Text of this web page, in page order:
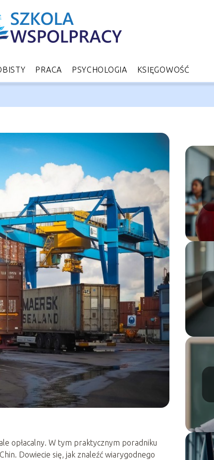
PRACA PSYCHOLOGIA KSIĘGOWOŚĆ
opłacalny. W tym praktycznym poradniku
Dowiecie się, jak znaleźć wiarygodnego